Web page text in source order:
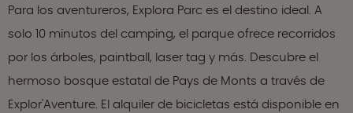
Para los aventureros, Explora Parc es el destino ideal. A
solo 10 minutos del camping, el parque ofrece recorridos
por los árboles, paintball, laser tag y más. Descubre el
hermoso bosque estatal de Pays de Monts a través de
Explor'Aventure. El alquiler de bicicletas está disponible en